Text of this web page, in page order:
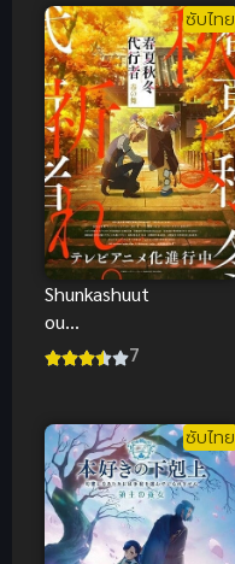
ซับไทย
ซับไทย
Shunkashuut
ou
Daikousha:
พิทักษ์ฤดูกาล
ภาควสันตลีลา
(ซับไทย)
7
ซับไทย